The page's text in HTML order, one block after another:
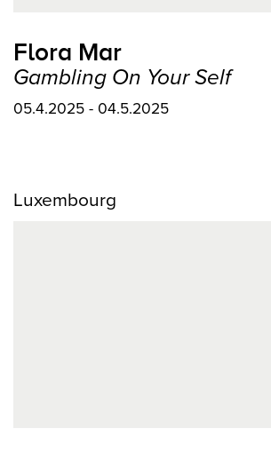
Flora Mar
Gambling On Your Self
05.4.2025 - 04.5.2025
Luxembourg